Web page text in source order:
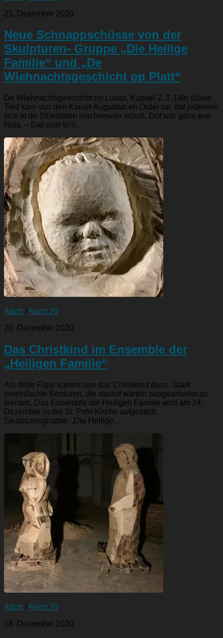
21. Dezember 2020
Neue Schnappschüsse von der
Skulpturen- Gruppe „Die Heilige
Familie“ und „De
Wiehnachtsgeschicht op Platt“
De Wiehnachtsgeschicht no Lukas, Kapitel 2, 1-14In düsse
Tied käm vun den Kaiser Augustus en Order rut, dat jedereen
sick in de Stüerlisten inschriewen schull. Düt wär gans wat
Nies. – Dat wörr to’n...
Artort /Artort 20
20. Dezember 2020
Das Christkind im Ensemble der
„Heiligen Familie“
Als dritte Figur kommt nun das Christkind dazu. Stark
vereinfachte Konturen, die darauf warten ausgearbeitet zu
werden. Das Ensemble der Heiligen Familie wird am 24.
Dezember in der St. Petri Kirche aufgestellt.
Skulpturengruppe: „Die Heilige...
Artort /Artort 20
18. Dezember 2020